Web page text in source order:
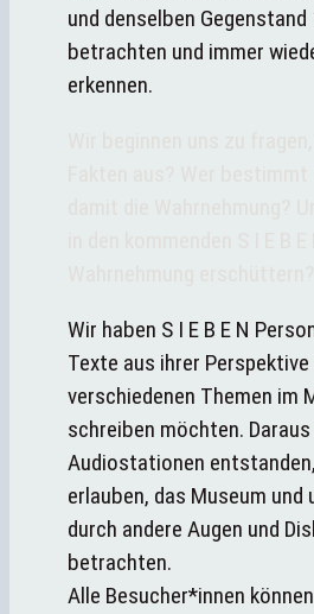
und denselben Gegenstand
betrachten und immer
erkennen.
Wir haben S I E B E N
Texte aus ihrer Perspektive
verschiedenen Themen im
schreiben möchten. Daraus
Audiostationen
erlauben, das Museum und
durch andere Augen und
betrachten.
Alle Besucher*innen